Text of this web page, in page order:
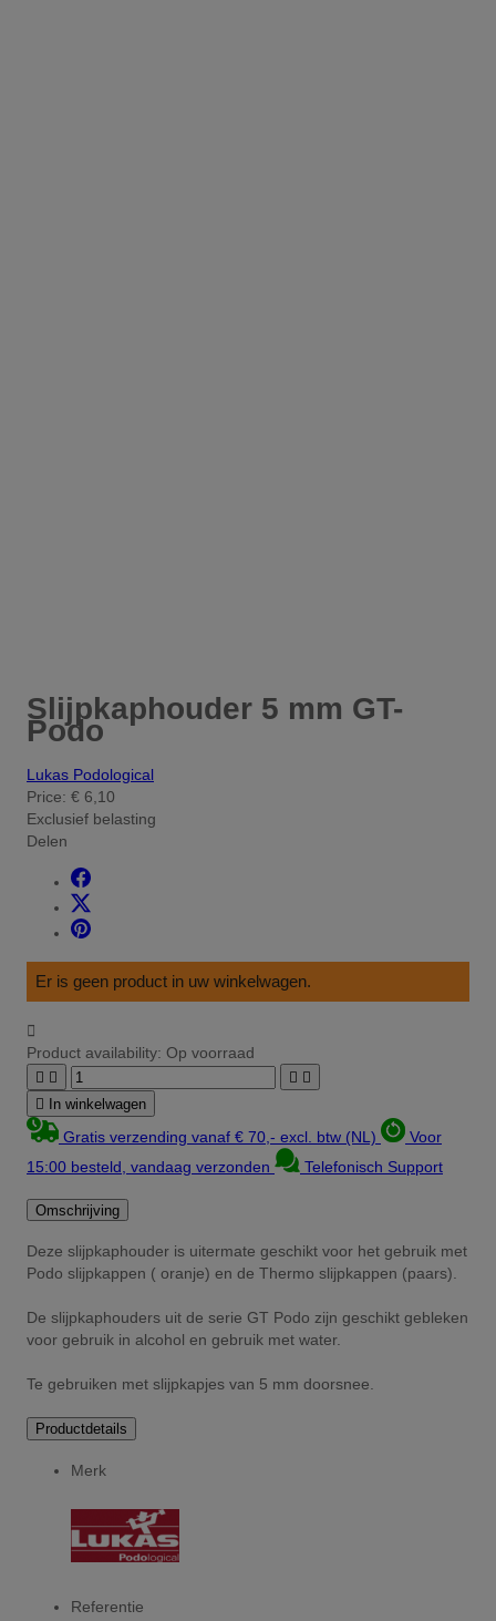
Slijpkaphouder 5 mm GT-
Podo
Lukas Podological
Price: € 6,10
Exclusief belasting
Delen
Er is geen product in uw winkelwagen.

Product availability: Op voorraad
   
 In winkelwagen
Gratis verzending vanaf € 70,- excl. btw (NL)
Voor
15:00 besteld, vandaag verzonden
Telefonisch Support
Omschrijving
Deze slijpkaphouder is uitermate geschikt voor het gebruik met
Podo slijpkappen ( oranje) en de Thermo slijpkappen (paars).
De slijpkaphouders uit de serie GT Podo zijn geschikt gebleken
voor gebruik in alcohol en gebruik met water.
Te gebruiken met slijpkapjes van 5 mm doorsnee.
Productdetails
Merk
Referentie